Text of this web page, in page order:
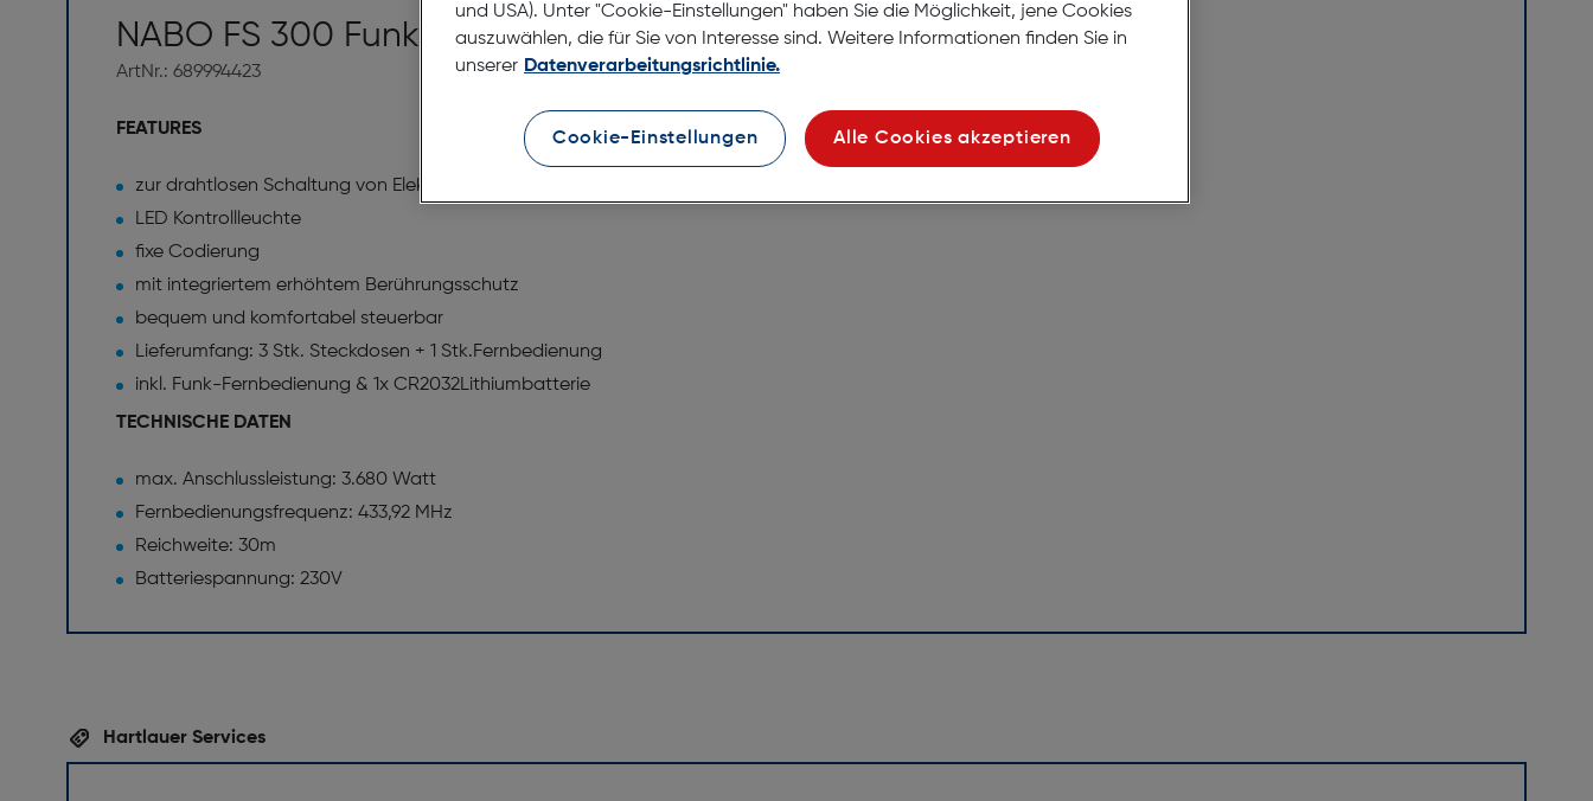
NABO FS 300 Funksteckdose 3+1
ArtNr.: 689994423
FEATURES
zur drahtlosen Schaltung von Elektrogeräten
LED Kontrollleuchte
fixe Codierung
mit integriertem erhöhtem Berührungsschutz
bequem und komfortabel steuerbar
Lieferumfang: 3 Stk. Steckdosen + 1 Stk.Fernbedienung
inkl. Funk-Fernbedienung & 1x CR2032Lithiumbatterie
TECHNISCHE DATEN
max. Anschlussleistung: 3.680 Watt
Fernbedienungsfrequenz: 433,92 MHz
Reichweite: 30m
Batteriespannung: 230V
Hartlauer Services
und USA). Unter "Cookie-Einstellungen" haben Sie die Möglichkeit, jene Cookies
auszuwählen, die für Sie von Interesse sind. Weitere Informationen finden Sie in
unserer Datenverarbeitungsrichtlinie.
Cookie-Einstellungen Alle Cookies akzeptieren